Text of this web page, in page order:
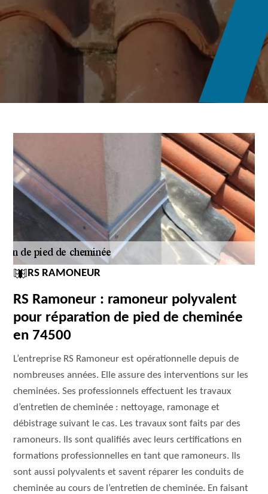
RS RAMONEUR
RS Ramoneur : ramoneur polyvalent
pour réparation de pied de cheminée
en 74500
L’entreprise RS Ramoneur est opérationnelle depuis de
nombreuses années. Elle assure des interventions sur les
cheminées. Ses professionnels effectuent les travaux
d’entretien de cheminée : nettoyage, ramonage et
débistrage suivant le cas. Les travaux sont faits par des
ramoneurs. Ils sont qualifiés avec leurs certifications en
formations professionnelles en tant que ramoneurs. Ils
sont aussi polyvalents et savent réparer les conduits de
cheminée au cours de l’entretien de cheminée. En faisant